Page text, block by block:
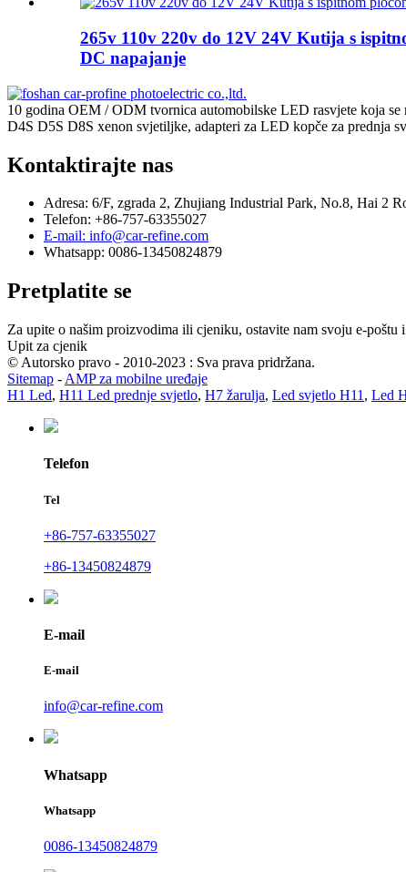
265v 110v 220v do 12V 24V Kutija s
DC napajanje
10 godina OEM / ODM tvornica automobilske LED rasvjete koja
D4S D5S D8S xenon svjetiljke, adapteri za LED kopče za prednja
Kontaktirajte nas
Adresa: 6/F, zgrada 2, Zhujiang Industrial Park, No.8, Hai 2
Telefon: +86-757-63355027
E-mail: info@car-refine.com
Whatsapp: 0086-13450824879
Pretplatite se
Za upite o našim proizvodima ili cjeniku, ostavite nam svoju e-poštu
Upit za cjenik
© Autorsko pravo - 2010-2023 : Sva prava pridržana.
Sitemap - AMP za mobilne uređaje
H1 Led, H11 Led prednje svjetlo, H7 žarulja, Led svjetlo H11 , Led
Telefon
Tel
+86-757-63355027
+86-13450824879
E-mail
E-mail
info@car-refine.com
Whatsapp
Whatsapp
0086-13450824879